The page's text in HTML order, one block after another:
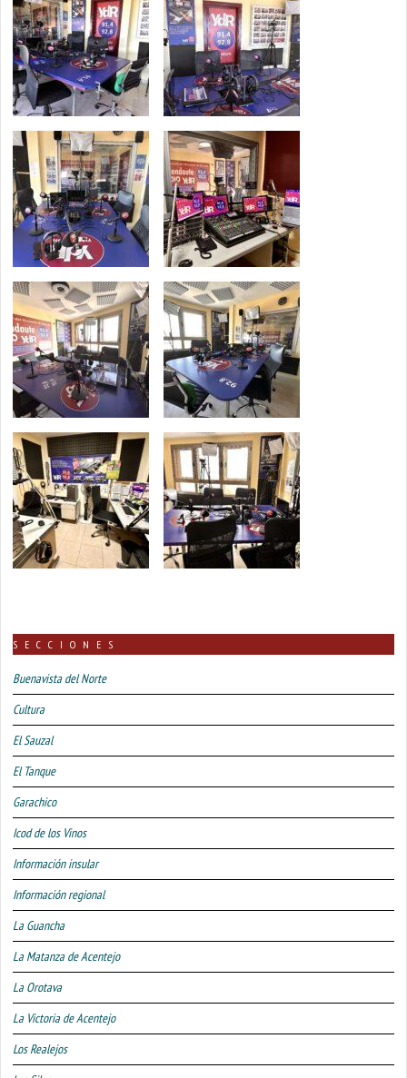
SECCIONES
Buenavista del Norte
Cultura
El Sauzal
El Tanque
Garachico
Icod de los Vinos
Información insular
Información regional
La Guancha
La Matanza de Acentejo
La Orotava
La Victoria de Acentejo
Los Realejos